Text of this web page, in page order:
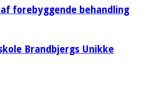
forebyggende behandling
Brandbjergs Unikke